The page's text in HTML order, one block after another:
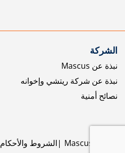
الشركة
نبذة عن Mascus
نبذة عن شركة ريتشي وإخوانه
نصائح أمنية
Mascus الشروط والأحكام